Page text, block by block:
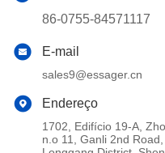
86-0755-84571117
E-mail
sales9@essager.cn
Endereço
1702, Edifício 19-A,
n.o 11, Ganli 2nd